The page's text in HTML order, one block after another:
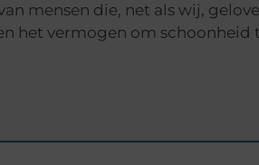
mensen die, net als wij,
het vermogen om schoonheid